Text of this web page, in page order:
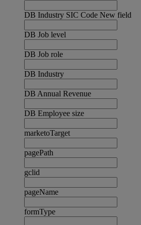
DB Industry SIC Code New field
DB Job level
DB Job role
DB Industry
DB Annual Revenue
DB Employee size
marketoTarget
pagePath
gclid
pageName
formType